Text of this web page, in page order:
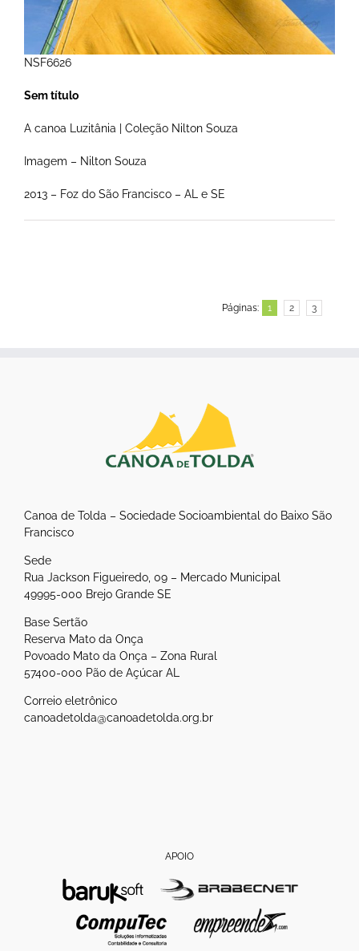
NSF6626
Sem título
A canoa Luzitânia | Coleção Nilton Souza
Imagem – Nilton Souza
2013 – Foz do São Francisco – AL e SE
Páginas: 1 2 3
Canoa de Tolda – Sociedade Socioambiental do Baixo São
Francisco
Sede
Rua Jackson Figueiredo, 09 – Mercado Municipal
49995-000 Brejo Grande SE
Base Sertão
Reserva Mato da Onça
Povoado Mato da Onça – Zona Rural
57400-000 Pão de Açúcar AL
Correio eletrônico
canoadetolda@canoadetolda.org.br
APOIO